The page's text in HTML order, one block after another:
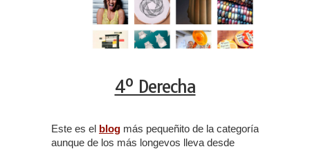
4º Derecha
Este es el blog más pequeñito de la categoría
aunque de los más longevos lleva desde